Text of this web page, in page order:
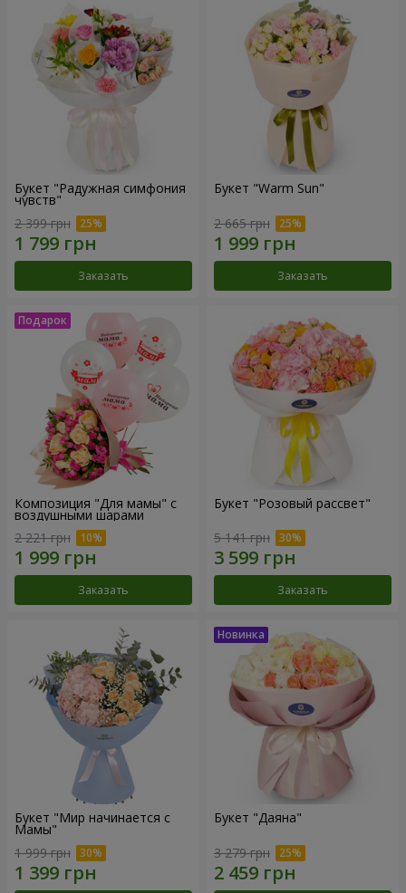
Букет "Радужная симфония
чувств"
2 399 грн
Заказать
Букет "Warm Sun"
2 665 грн
Заказать
Композиция "Для мамы" с
воздушными шарами
2 221 грн
Заказать
Букет "Розовый рассвет"
5 141 грн
Заказать
Букет "Мир начинается с
Мамы"
1 999 грн
Букет "Даяна"
3 279 грн